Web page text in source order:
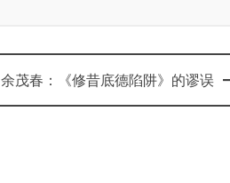
余茂春：《修昔底德陷阱》的谬误